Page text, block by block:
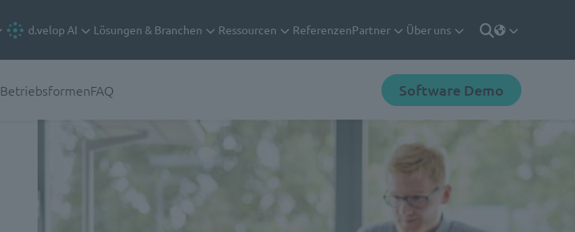
d.velop AI Lösungen & Branchen Ressourcen ReferenzenPartner Über uns Deutsch
Software Demo
BetriebsformenFAQ